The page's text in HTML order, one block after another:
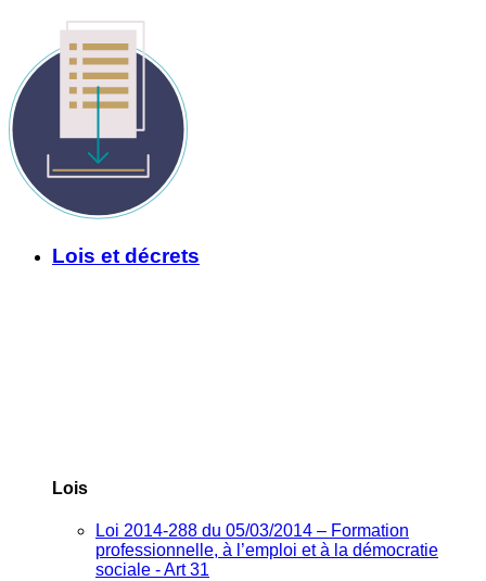
Lois et décrets
Lois
Loi 2014-288 du 05/03/2014 – Formation
professionnelle, à l’emploi et à la démocratie
sociale - Art 31